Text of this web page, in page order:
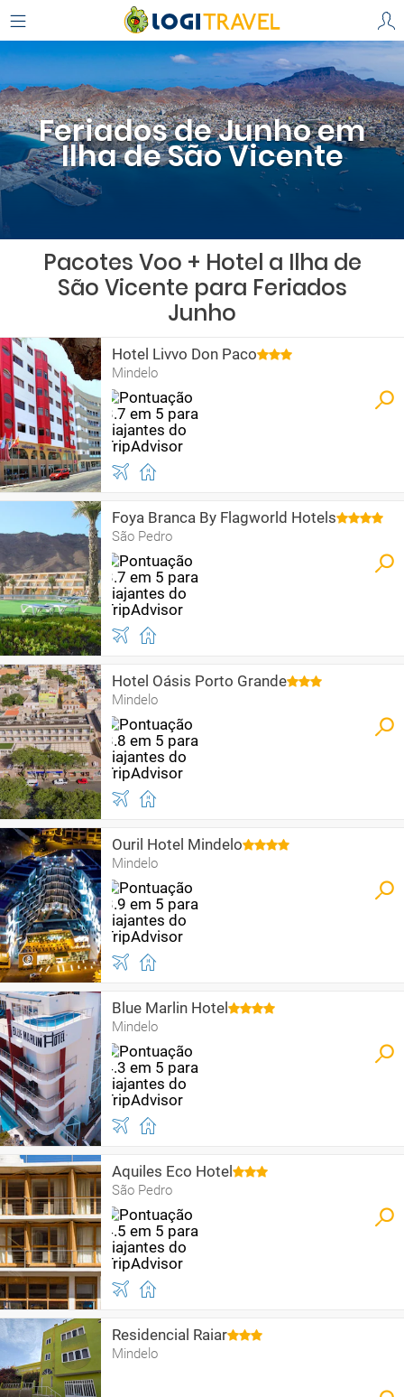
Feriados de Junho em
Ilha de São Vicente
Pacotes Voo + Hotel a Ilha de
São Vicente para Feriados
Junho
Hotel Livvo Don Paco
Mindelo
Foya Branca By Flagworld Hotels
São Pedro
Hotel Oásis Porto Grande
Mindelo
Ouril Hotel Mindelo
Mindelo
Blue Marlin Hotel
Mindelo
Aquiles Eco Hotel
São Pedro
Residencial Raiar
Mindelo